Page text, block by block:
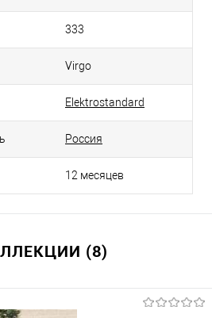
333
Virgo
Elektrostandard
Россия
12 месяцев
(8)